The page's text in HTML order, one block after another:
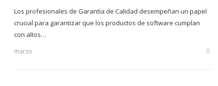
Los profesionales de Garantía de Calidad desempeñan un papel
crucial para garantizar que los productos de software cumplan
con altos…
marzo